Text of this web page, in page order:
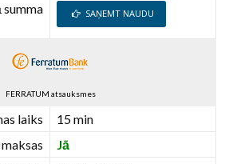
SAŅEMT NAUDU
FERRATUM atsauksmes
laiks
15 min
Jā